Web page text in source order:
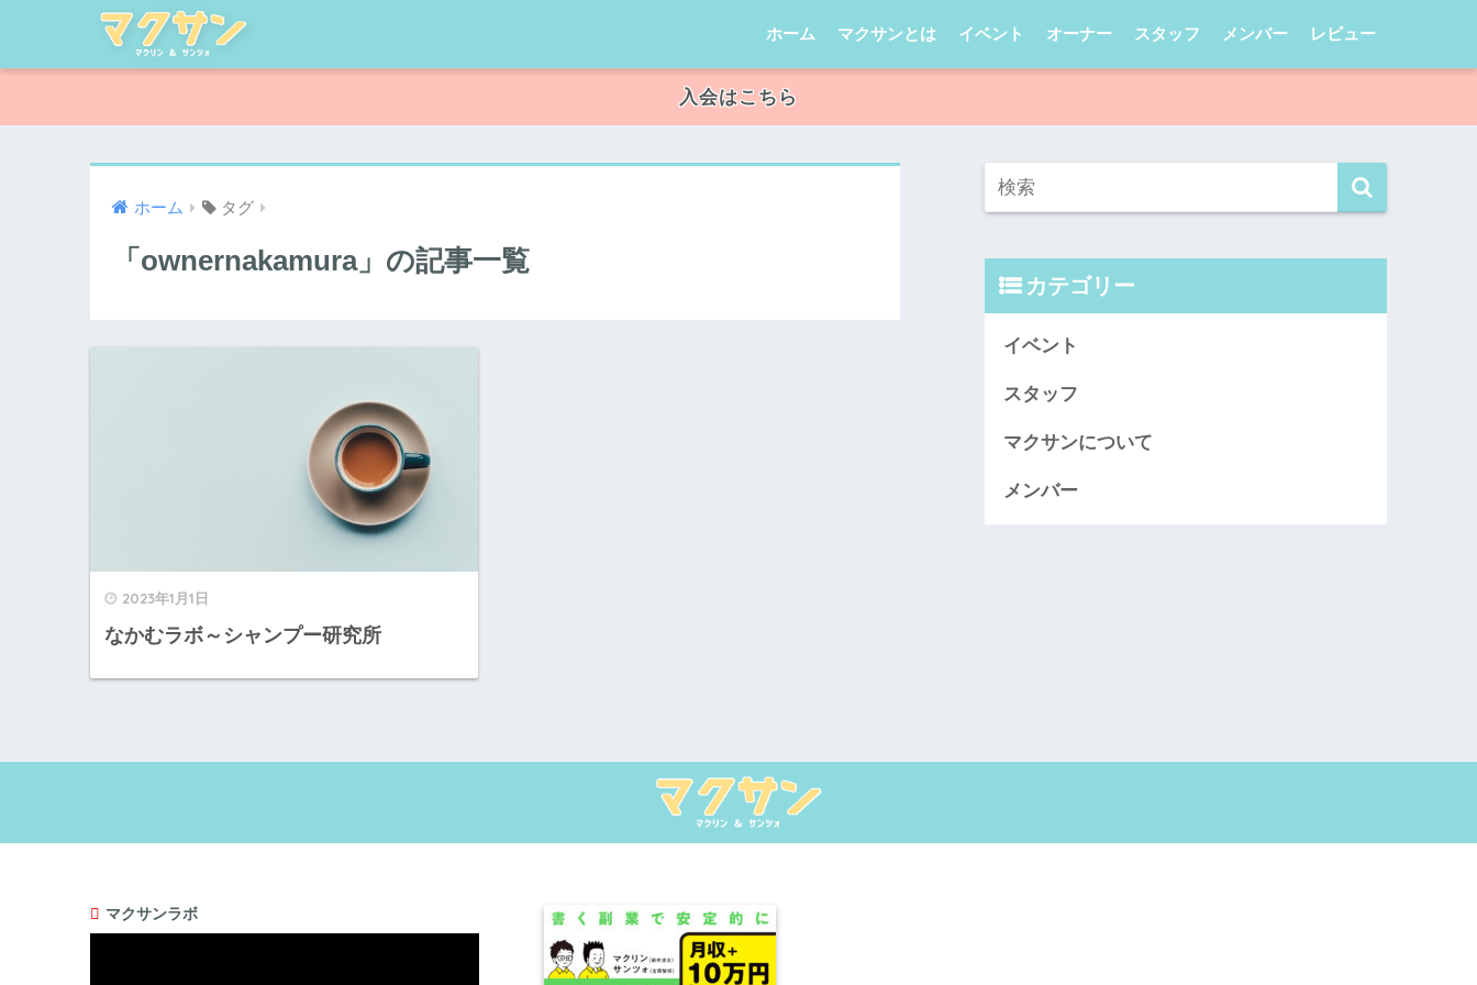
ホーム マクサンとは イベント オーナー スタッフ メンバー レビュー
入会はこちら
ホーム タグ
「ownernakamura」の記事一覧
2023年1月1日
なかむラボ～シャンプー研究所
カテゴリー
イベント
スタッフ
マクサンについて
メンバー
マクサンラボ